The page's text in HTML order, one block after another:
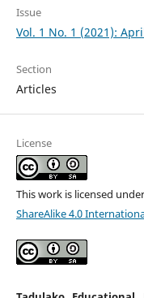
Issue
Vol. 1 No. 1 (2021):
Section
Articles
License
This work is licensed
ShareAlike 4.0